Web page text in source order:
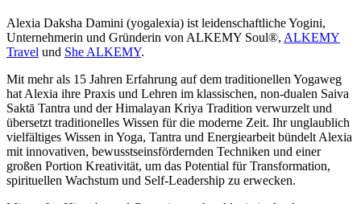
Alexia Daksha Damini (yogalexia) ist leidenschaftliche Yogini,
Unternehmerin und Gründerin von ALKEMY Soul®, ALKEMY
Travel und She ALKEMY.
Mit mehr als 15 Jahren Erfahrung auf dem traditionellen Yogaweg
hat Alexia ihre Praxis und Lehren im klassischen, non-dualen Saiva
Saktā Tantra und der Himalayan Kriya Tradition verwurzelt und
übersetzt traditionelles Wissen für die moderne Zeit. Ihr unglaublich
vielfältiges Wissen in Yoga, Tantra und Energiearbeit bündelt Alexia
mit innovativen, bewusstseinsfördernden Techniken und einer
großen Portion Kreativität, um das Potential für Transformation,
spirituellen Wachstum und Self-Leadership zu erwecken.